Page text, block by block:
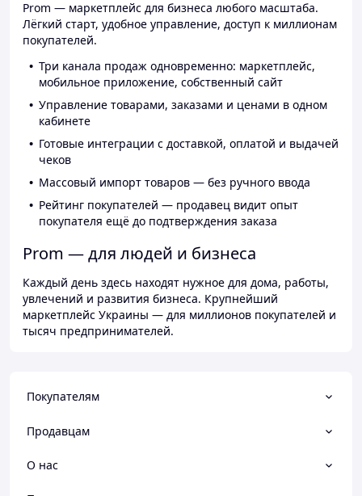
Prom — маркетплейс для бизнеса любого масштаба.
Лёгкий старт, удобное управление, доступ к миллионам
покупателей.
Три канала продаж одновременно: маркетплейс,
мобильное приложение, собственный сайт
Управление товарами, заказами и ценами в одном
кабинете
Готовые интеграции с доставкой, оплатой и выдачей
чеков
Массовый импорт товаров — без ручного ввода
Рейтинг покупателей — продавец видит опыт
покупателя ещё до подтверждения заказа
Prom — для людей и бизнеса
Каждый день здесь находят нужное для дома, работы,
увлечений и развития бизнеса. Крупнейший
маркетплейс Украины — для миллионов покупателей и
тысяч предпринимателей.
Покупателям
Продавцам
О нас